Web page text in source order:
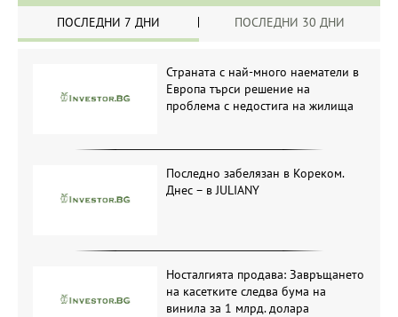
ПОСЛЕДНИ 7 ДНИ ПОСЛЕДНИ 30 ДНИ
Страната с най-много наематели в
Европа търси решение на
проблема с недостига на жилища
Последно забелязан в Кореком.
Днес – в JULIANY
Носталгията продава: Завръщането
на касетките следва бума на
винила за 1 млрд. долара